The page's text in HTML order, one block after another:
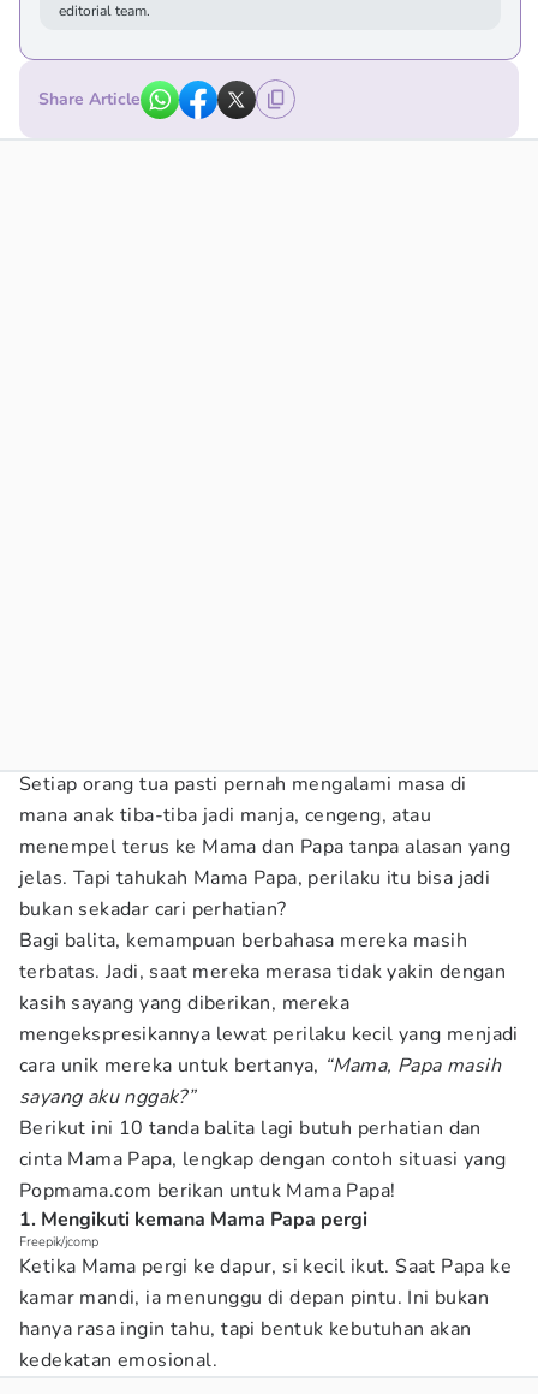
editorial team.
Share Article
Setiap orang tua pasti pernah mengalami masa di
mana anak tiba-tiba jadi manja, cengeng, atau
menempel terus ke Mama dan Papa tanpa alasan yang
jelas. Tapi tahukah Mama Papa, perilaku itu bisa jadi
bukan sekadar cari perhatian?
Bagi balita, kemampuan berbahasa mereka masih
terbatas. Jadi, saat mereka merasa tidak yakin dengan
kasih sayang yang diberikan, mereka
mengekspresikannya lewat perilaku kecil yang menjadi
cara unik mereka untuk bertanya, “Mama, Papa masih
sayang aku nggak?”
Berikut ini 10 tanda balita lagi butuh perhatian dan
cinta Mama Papa, lengkap dengan contoh situasi yang
Popmama.com berikan untuk Mama Papa!
1. Mengikuti kemana Mama Papa pergi
Freepik/jcomp
Ketika Mama pergi ke dapur, si kecil ikut. Saat Papa ke
kamar mandi, ia menunggu di depan pintu. Ini bukan
hanya rasa ingin tahu, tapi bentuk kebutuhan akan
kedekatan emosional.